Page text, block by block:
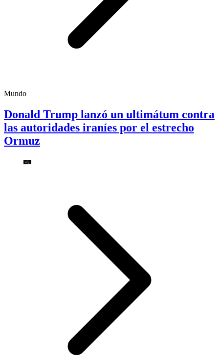
Mundo
Donald Trump lanzó un ultimátum contra
las autoridades iraníes por el estrecho
Ormuz